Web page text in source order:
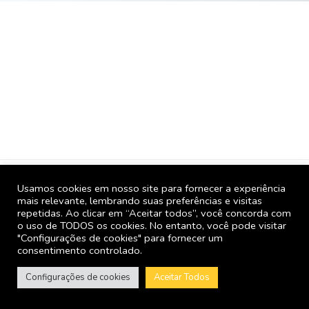
GBL Mais. Copyright 2005 – 2026 | Todos os direitos
reservados para SPPress Editora.
FORNECEDORES
Como usar o GBL Mais
GBLjeans Notícias
Política de privacidade
Termos e Condições
Usamos cookies em nosso site para fornecer a experiência
mais relevante, lembrando suas preferências e visitas
repetidas. Ao clicar em “Aceitar todos”, você concorda com
o uso de TODOS os cookies. No entanto, você pode visitar
"Configurações de cookies" para fornecer um
consentimento controlado.
Configurações de cookies Aceitar Todos